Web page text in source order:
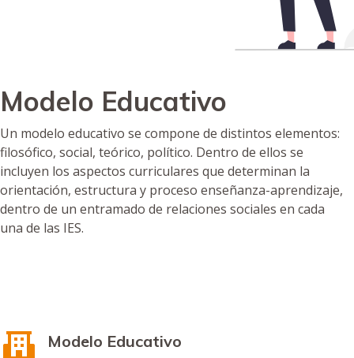
Modelo Educativo
Un modelo educativo se compone de distintos elementos:
filosófico, social, teórico, político. Dentro de ellos se
incluyen los aspectos curriculares que determinan la
orientación, estructura y proceso enseñanza-aprendizaje,
dentro de un entramado de relaciones sociales en cada
una de las IES.
Modelo Educativo